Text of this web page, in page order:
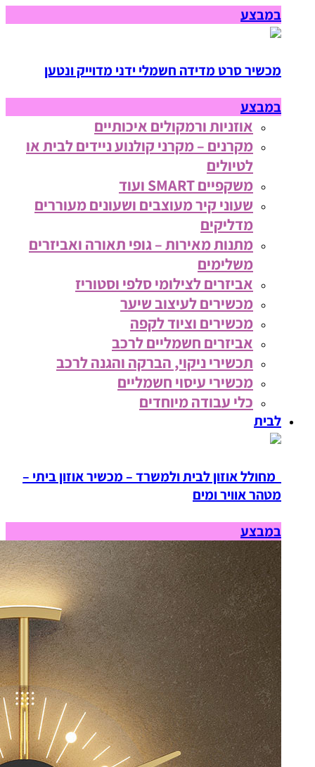
במבצע
מכשיר סרט מדידה חשמלי ידני מדוייק ונטען
במבצע
אוזניות ורמקולים איכותיים
מקרנים – מקרני קולנוע ניידים לבית או
לטיולים
משקפיים SMART ועוד
שעוני קיר מעוצבים ושעונים מעוררים
מדליקים
מתנות מאירות – גופי תאורה ואביזרים
משלימים
אביזרים לצילומי סלפי וסטוריז
מכשירים לעיצוב שיער
מכשירים וציוד לקפה
אביזרים חשמליים לרכב
תכשירי ניקוי, הברקה והגנה לרכב
מכשירי עיסוי חשמליים
כלי עבודה מיוחדים
לבית
מחולל אוזון לבית ולמשרד – מכשיר אוזון ביתי –
מטהר אוויר ומים
במבצע